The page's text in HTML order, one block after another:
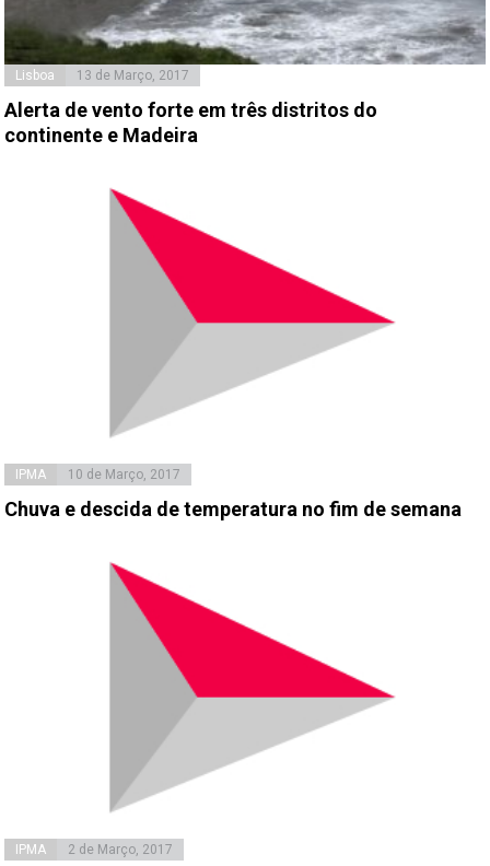
Lisboa 13 de Março, 2017
Alerta de vento forte em três distritos do
continente e Madeira
IPMA 10 de Março, 2017
Chuva e descida de temperatura no fim de semana
IPMA 2 de Março, 2017